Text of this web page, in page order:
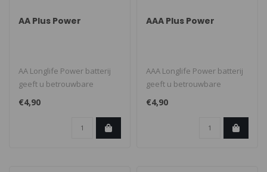
AA Plus Power
AA Longlife Power batterij
geeft u betrouwbare
prestaties en duurzame
energie in..
€4,90
AAA Plus Power
AAA Longlife Power batterij
geeft u betrouwbare
prestaties en duurzame
energie i..
€4,90